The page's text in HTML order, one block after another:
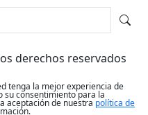
derechos reservados
tenga la mejor experiencia de
su consentimiento para la
aceptación de nuestra política de